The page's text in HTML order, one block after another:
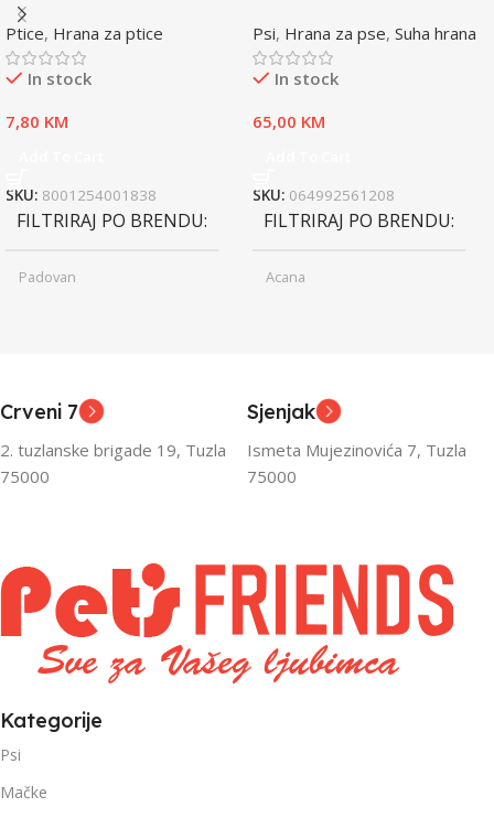
Ptice, Hrana za ptice
In stock
7,80 KM
SKU: 8001254001838
FILTRIRAJ PO BRENDU
Padovan
FILTRIRAJ PO TEŽINI
1kg – 3kg
Psi, Hrana za pse, Suha hrana
In stock
65,00 KM
SKU: 064992561208
FILTRIRAJ PO BRENDU
Acana
FILTRIRAJ PO TEŽINI
Crveni 7
2. tuzlanske brigade 19, Tuzla
75000
Sjenjak
Ismeta Mujezinovića 7, Tuzla
75000
Kategorije
Psi
Mačke